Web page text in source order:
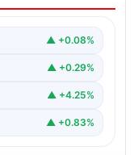
yeni bir sayfa
▲ +0.08%
▲ +0.29%
▲ +4.25%
▲ +0.83%